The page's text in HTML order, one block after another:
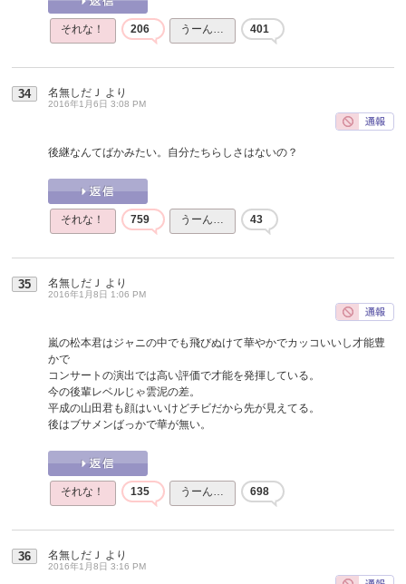
それな！ 206 うーん… 401
34 名無しだＪ より
2016年1月6日 3:08 PM
後継なんてばかみたい。自分たちらしさはないの？
それな！ 759 うーん… 43
35 名無しだＪ より
2016年1月8日 1:06 PM
嵐の松本君はジャニの中でも飛びぬけて華やかでカッコいいし才能豊
かで
コンサートの演出では高い評価で才能を発揮している。
今の後輩レベルじゃ雲泥の差。
平成の山田君も顔はいいけどチビだから先が見えてる。
後はブサメンばっかで華が無い。
それな！ 135 うーん… 698
36 名無しだＪ より
2016年1月8日 3:16 PM